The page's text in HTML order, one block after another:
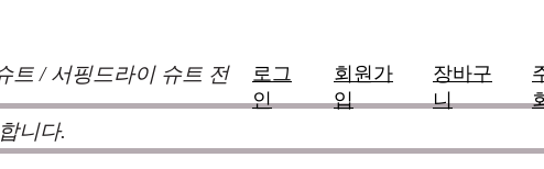
트 / 서핑드라이 슈트 전
니다.
로그
인
회원가
입
장바구
니